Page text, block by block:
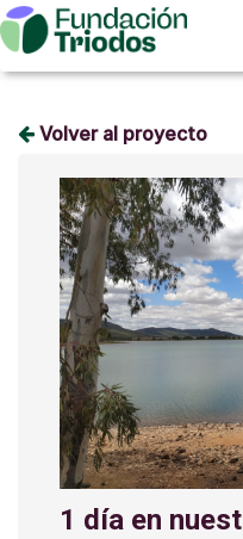
Volver al proyecto
1 día en